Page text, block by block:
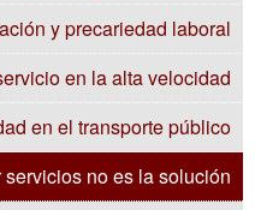
y precariedad laboral
en la alta velocidad
en el transporte público
servicios no es la solución